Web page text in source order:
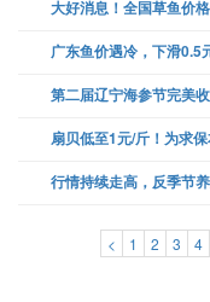
广东鱼价遇冷，下滑0.5
扇贝低至1元/斤！为求
行情持续走高，反季节
< 1 2 3 4